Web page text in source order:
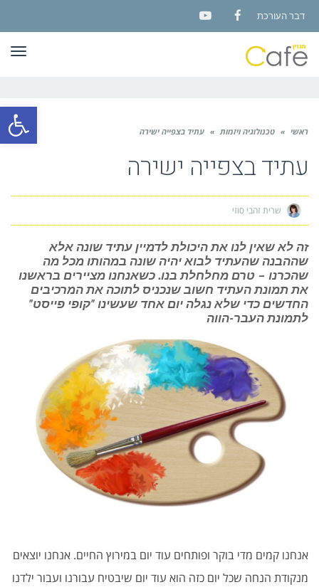
פתח
דבר העורכת
Facebook
YouTube
ראשי » טכנולוגיה ויזמות » עתיד בצפייה ישירה
עתיד בצפייה ישירה
שרית זהבי סוזי
זה לא שאין לנו את היכולת לדמיין עתיד שונה אלא
שההבנה שהעתיד לבוא יהיה שונה במהותו מכל מה
שהכרנו – טרם מחלחלת בנו. כשאנחנו מציירים בראשנו
את תמונת העתיד חשוב שנכניס לתוכה את המרכיבים
החדשים כדי שלא נגלה יום אחד שעשינו "קופי פייסט"
לתמונת העבר-הווה
אנחנו קמים מדי בוקר ופותחים עוד יום במירוץ החיים. אנחנו יוצאים
מנקודת הנחה שכל יום כזה הוא עוד יום שיבטיח עבורנו ועבור ילדנו